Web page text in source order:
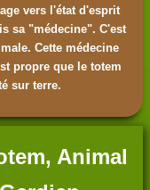
vers l'état d'esprit
sa "médecine". C'est
Cette médecine
propre que le totem
sur terre.
Animal